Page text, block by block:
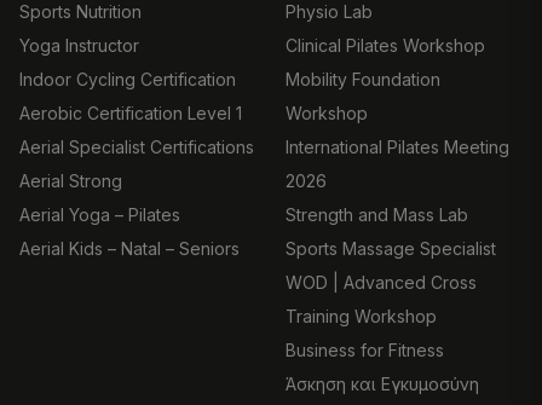
Sports Nutrition
Yoga Instructor
Indoor Cycling Certification
Aerobic Certification Level 1
Aerial Specialist Certifications
Aerial Strong
Aerial Yoga – Pilates
Aerial Kids – Natal – Seniors
Physio Lab
Clinical Pilates Workshop
Mobility Foundation
Workshop
International Pilates Meeting
2026
Strength and Mass Lab
Sports Massage Specialist
WOD | Advanced Cross
Training Workshop
Business for Fitness
Άσκηση και Εγκυμοσύνη